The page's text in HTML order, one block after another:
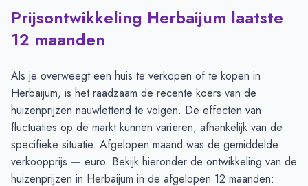
Huizenprijzen in Herbaijum per m2-Afgelopen 3 maanden
Type
Vraagprijs in euro's
Verkoopprijs in euro's
Prijsontwikkeling Herbaijum laatste
12 maanden
Als je overweegt een huis te verkopen of te kopen in
Herbaijum, is het raadzaam de recente koers van de
huizenprijzen nauwlettend te volgen. De effecten van
fluctuaties op de markt kunnen variëren, afhankelijk van de
specifieke situatie. Afgelopen maand was de gemiddelde
verkoopprijs — euro. Bekijk hieronder de ontwikkeling van de
huizenprijzen in Herbaijum in de afgelopen 12 maanden: